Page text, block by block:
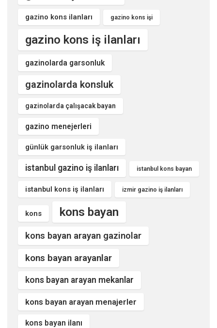
gazino kons ilanları gazino kons işi
gazino kons iş ilanları
gazinolarda garsonluk
gazinolarda konsluk
gazinolarda çalışacak bayan
gazino menejerleri
günlük garsonluk iş ilanları
istanbul gazino iş ilanları istanbul kons bayan
istanbul kons iş ilanları izmir gazino iş ilanları
kons kons bayan
kons bayan arayan gazinolar
kons bayan arayanlar
kons bayan arayan mekanlar
kons bayan arayan menajerler
kons bayan ilanı